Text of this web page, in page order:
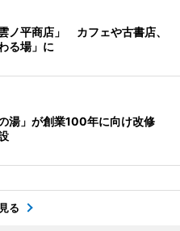
ノ平商店」 カフェや古書店、
る場」に
湯」が創業100年に向け改修
る